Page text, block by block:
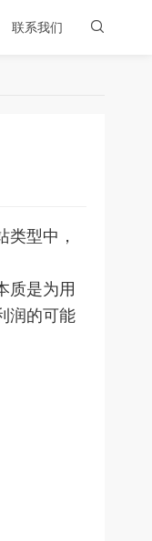

联系我们
型中，
质是为用
润的可能